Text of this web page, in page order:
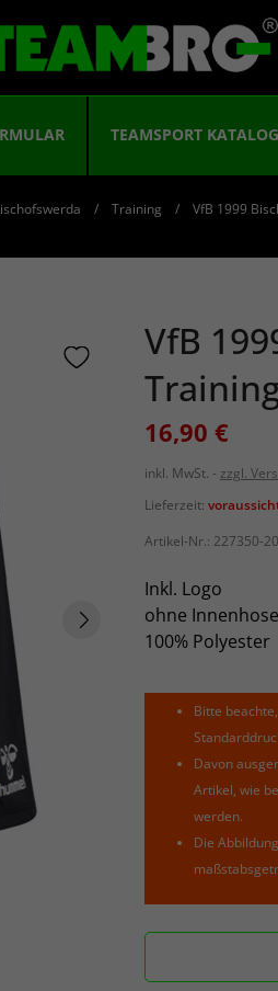
TEAMSPORT
Training VfB 1999
VfB
16,90 €
inkl. MwSt.
zzgl.
Lieferzeit:
Artikel-Nr.: 227350-
Inkl. Logo
ohne Innenhose
100% Polyester
Bitte
Davon
Artikel, wie
werden.
Die